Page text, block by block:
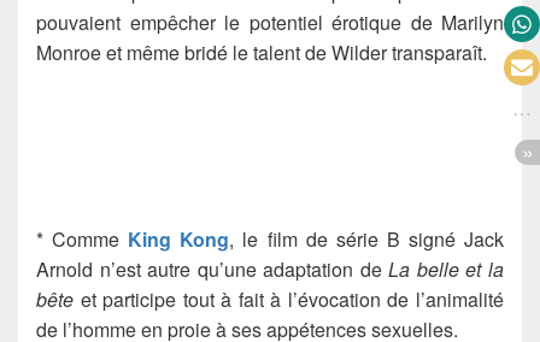
pouvaient empêcher le potentiel érotique de Marilyn
Monroe et même bridé le talent de Wilder transparaît.
* Comme King Kong, le film de série B signé Jack
Arnold n’est autre qu’une adaptation deLa belle et la
bête et participe tout à fait à l’évocation de l’animalité
de l’homme en proie à ses appétences sexuelles.